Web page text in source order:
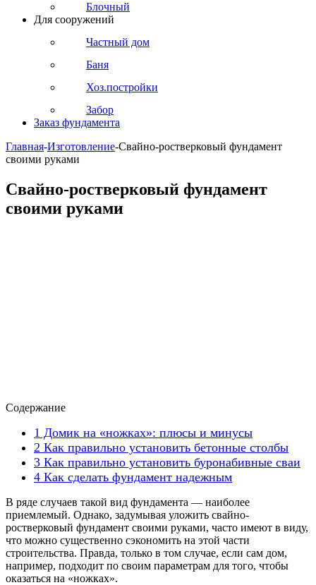
Блочный
Для сооружений
Частный дом
Баня
Хоз.постройки
Забор
Заказ фундамента
Главная-Изготовление-Свайно-ростверковый фундамент
своими руками
Свайно-ростверковый фундамент
своими руками
Содержание
1 Домик на «ножках»: плюсы и минусы
2 Как правильно установить бетонные столбы
3 Как правильно установить буронабивные сваи
4 Как сделать фундамент надежным
В ряде случаев такой вид фундамента — наиболее
приемлемый. Однако, задумывая уложить свайно-
ростверковый фундамент своими руками, часто имеют в виду,
что можно существенно сэкономить на этой части
строительства. Правда, только в том случае, если сам дом,
например, подходит по своим параметрам для того, чтобы
оказаться на «ножках».